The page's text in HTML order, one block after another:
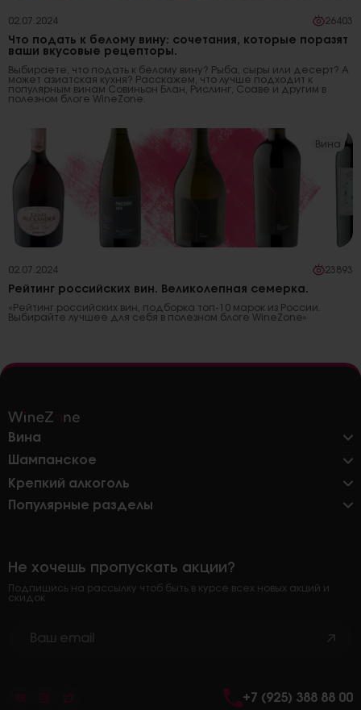
02.07.2024 26403
Что подать к белому вину: сочетания, которые поразят
ваши вкусовые рецепторы.
Выбираете, что подать к белому вину? Рыба, сыры или десерт? А
может азиатская кухня? Расскажем, что лучше подходит к
популярным винам Совиньон Блан, Рислинг, Соаве и другим в
полезном блоге WineZone.
Вина
02.07.2024 23893
Рейтинг российских вин. Великолепная семерка.
«Рейтинг российских вин, подборка топ-10 марок из России.
Выбирайте лучшее для себя в полезном блоге WineZone»
Вина
Шампанское
Крепкий алкоголь
Популярные разделы
Не хочешь пропускать акции?
Подпишись на рассылку чтоб быть в курсе всех новых акций и
скидок
+7 (925) 388 88 00